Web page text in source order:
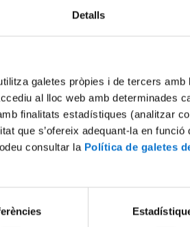
Detalls
galetes pròpies i de tercers
al lloc web amb determinades
finalitats estadístiques (analitzar
que s’ofereix adequant-la en
consultar la Política de galetes
y
Acte de